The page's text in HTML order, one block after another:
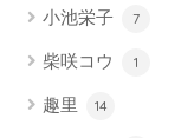
小池栄子 7
柴咲コウ 1
趣里 14